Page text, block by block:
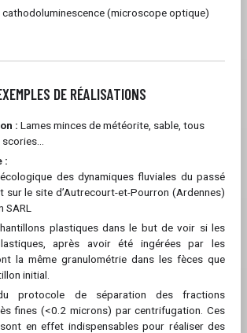
(microscope optique)
DE RÉALISATIONS
: Lames minces de météorite, sable, tous
:
des dynamiques fluviales du passé
sur le site d’Autrecourt-et-Pourron (Ardennes)
SARL
plastiques dans le but de voir si les
après avoir été ingérées par les
la même granulométrie dans les fèces que
initial.
protocole de séparation des fractions
fines (<0.2 microns) par centrifugation. Ces
en effet indispensables pour réaliser des